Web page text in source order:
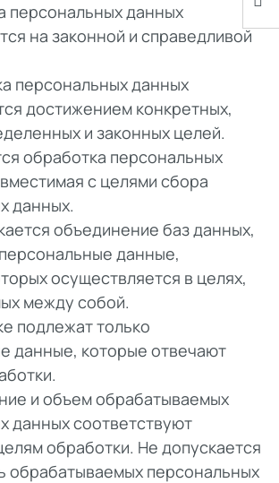
персональных данных
на законной и справедливой
персональных данных
достижением конкретных,
и законных целей.
обработка персональных
с целями сбора
данных.
объединение баз данных,
данные,
осуществляется в целях,
между собой.
подлежат только
данные, которые отвечают
и объем обрабатываемых
данных соответствуют
обработки. Не допускается
обрабатываемых персональных